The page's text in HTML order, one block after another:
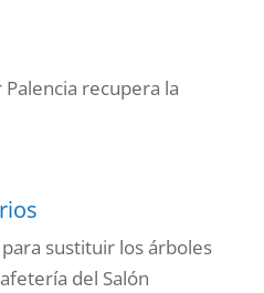
Palencia recupera la
sustituir los árboles
del Salón